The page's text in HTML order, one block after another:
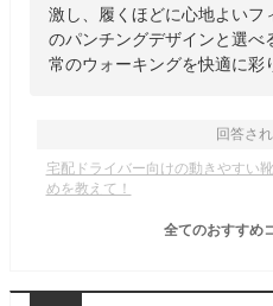
激し、履くほどに心地よいフ
のパンチングデザインと選べ
常のウォーキングを快適に彩
回答さ
宅配ドライバー向けの動きやすい
めを教えて！
全てのおすすめ